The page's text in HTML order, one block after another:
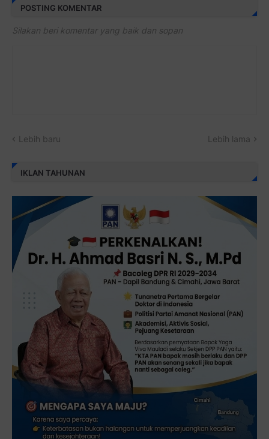
POSTING KOMENTAR
Silakan beri komentar yang baik dan sopan
Lebih baru Lebih lama
IKLAN TAHUNAN